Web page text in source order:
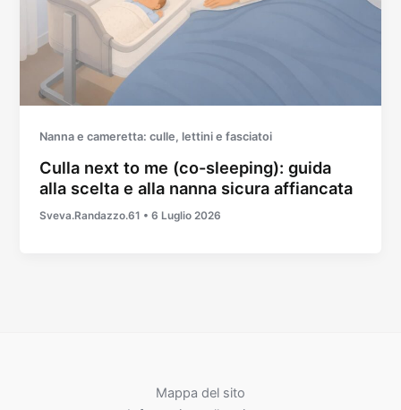
Nanna e cameretta: culle, lettini e fasciatoi
Culla next to me (co-sleeping): guida
alla scelta e alla nanna sicura affiancata
Sveva.Randazzo.61 •6 Luglio 2026
Mappa del sito